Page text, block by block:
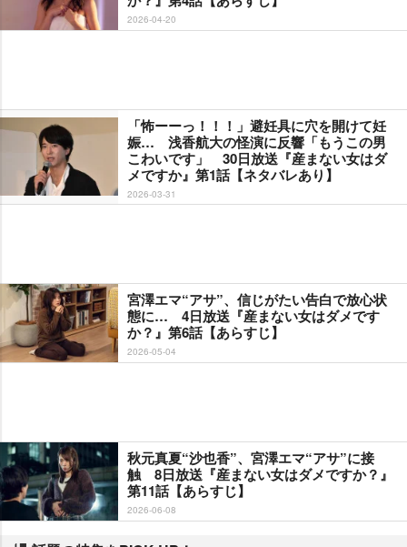
2026-04-20
「怖ーーっ！！！」避妊具に穴を開けて妊
娠… 浅香航大の怪演に反響「もうこの男
こわいです」 30日放送『産まない女はダ
メですか』第1話【ネタバレあり】
2026-03-31
宮澤エマ“アサ”、信じがたい告白で放心状
態に… 4日放送『産まない女はダメです
か？』第6話【あらすじ】
2026-05-04
秋元真夏“沙也香”、宮澤エマ“アサ”に接
触 8日放送『産まない女はダメですか？』
第11話【あらすじ】
2026-06-08